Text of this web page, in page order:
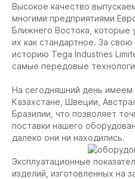
Высокое качество
многими предприятиями
Ближнего Востока, которые
их как стандартное. За
историю Tega Industries
самые передовые
На сегодняшний день имеем
Казахстане, Швеции,
Бразилии, что позволяет
поставки нашего
далеко они ни находились.
Эксплуатационные
изделий, изготовленных на